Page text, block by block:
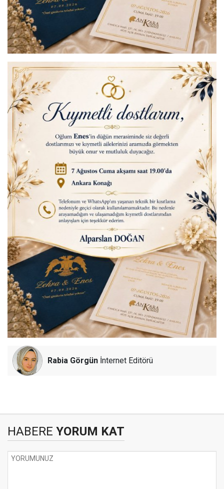
Rabia Görgün İnternet Editörü
HABERE YORUM KAT